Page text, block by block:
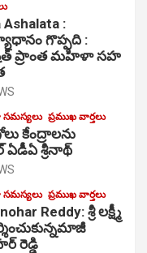
Ashalata :
గొప్పది :
ప్రాంత మహిళా సహ
సమస్యలు ప్రముఖ వార్తలు
కేంద్రాల‌ను
ఏడీఏ శ్రీనాథ్
సమస్యలు ప్రముఖ వార్తలు
Reddy: శ్రీ లక్ష్మీ
రెడ్డి